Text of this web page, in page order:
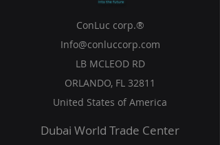
ConLuc corp.®
Info@conluccorp.com
LB MCLEOD RD
ORLANDO, FL 32811
United States of America
Dubai World Trade Center